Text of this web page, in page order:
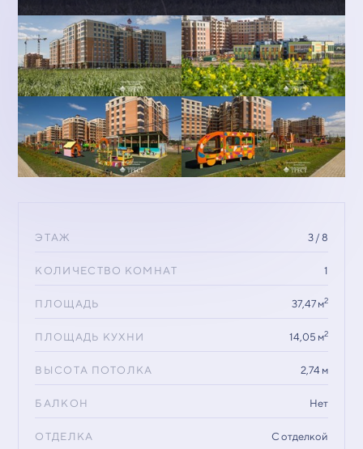
ЭТАЖ 3 / 8
КОЛИЧЕСТВО КОМНАТ 1
ПЛОЩАДЬ 37,47 м2
ПЛОЩАДЬ КУХНИ 14,05 м2
ВЫСОТА ПОТОЛКА 2,74 м
БАЛКОН Нет
ОТДЕЛКА С отделкой